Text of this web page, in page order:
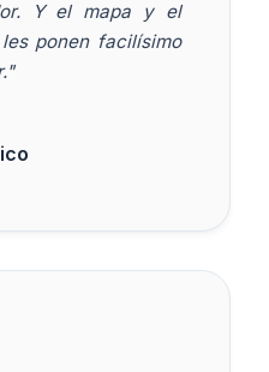
Y el mapa y el
ponen facilísimo